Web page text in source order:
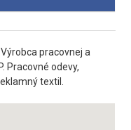
pracovnej a
Pracovné odevy,
textil.